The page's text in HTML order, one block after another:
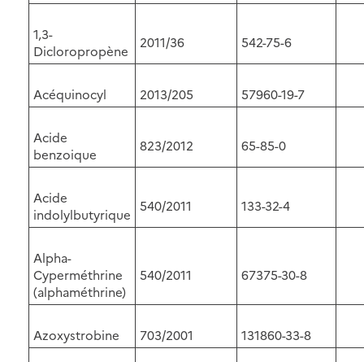
1,3-
Dicloropropène
2011/36 542-75-6
Acéquinocyl 2013/205 57960-19-7
Acide
benzoique
823/2012 65-85-0
Acide
indolylbutyrique
540/2011 133-32-4
Alpha-
Cyperméthrine
(alphaméthrine)
540/2011 67375-30-8
Azoxystrobine 703/2001 131860-33-8